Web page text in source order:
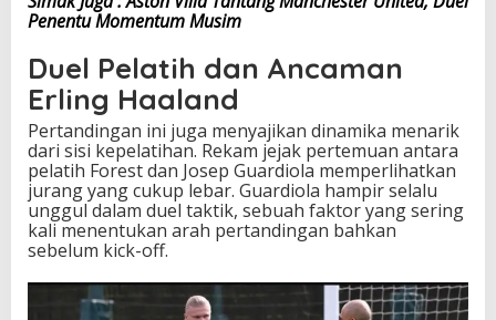
Penentu Momentum Musim
Duel Pelatih dan Ancaman
Erling Haaland
Pertandingan ini juga menyajikan dinamika menarik
dari sisi kepelatihan. Rekam jejak pertemuan antara
pelatih Forest dan Josep Guardiola memperlihatkan
jurang yang cukup lebar. Guardiola hampir selalu
unggul dalam duel taktik, sebuah faktor yang sering
kali menentukan arah pertandingan bahkan
sebelum kick-off.